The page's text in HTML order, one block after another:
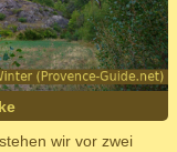
wir vor zwei